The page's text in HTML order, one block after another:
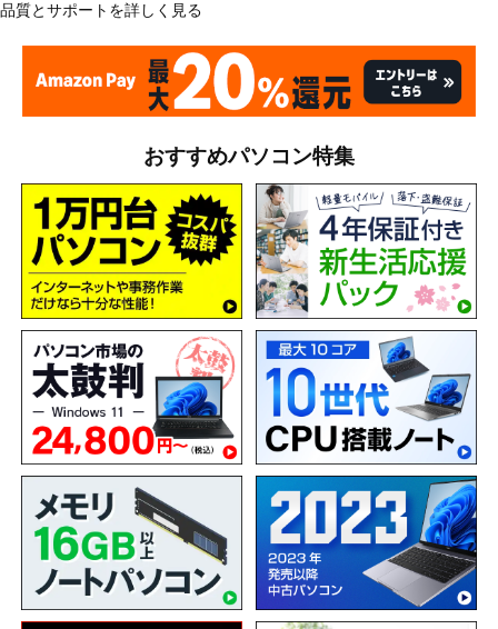
品質とサポートを詳しく見る
おすすめパソコン特集